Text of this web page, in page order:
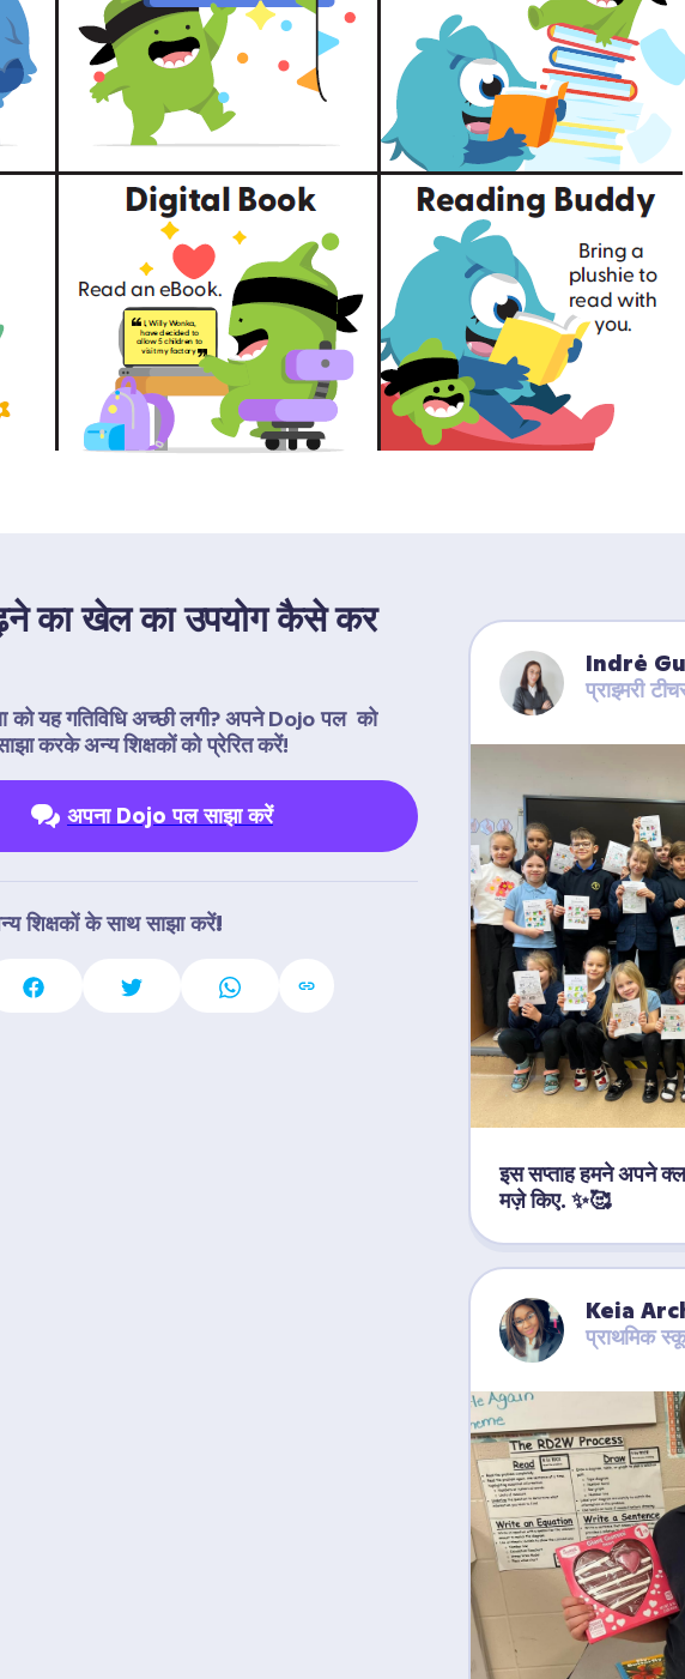
का खेल का उपयोग कैसे कर
को यह गतिविधि अच्छी लगी? अपने Dojo पल  को
करके अन्य शिक्षकों को प्रेरित करें!
अपना Dojo पल साझा करें
शिक्षकों के साथ साझा करें!
Indrė
प्राइमरी
इस सप्ताह हमने अपने
मज़े किए. ✨🥰
Keia
प्राथमिक